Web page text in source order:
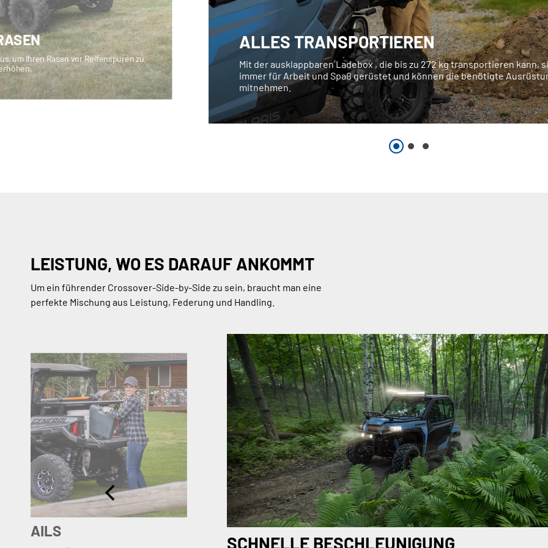
um Ihren Rasen vor Reifenspuren zu
ALLES TRANSPORTIEREN
Mit der ausklappbaren Ladebox , die bis zu 272 kg transportieren kann,
immer für Arbeit und Spaß gerüstet und können die benötigte
mitnehmen.
LEISTUNG, WO ES DARAUF ANKOMMT
Um ein führender Crossover-Side-by-Side zu sein, braucht man eine
perfekte Mischung aus Leistung, Federung und Handling.
TRAILS
SCHNELLE BESCHLEUNIGUNG